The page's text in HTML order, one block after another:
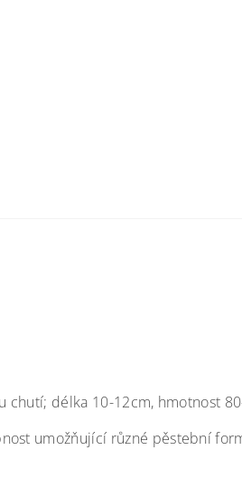
chutí; délka 10-12cm, hmotnost
umožňující různé pěstební